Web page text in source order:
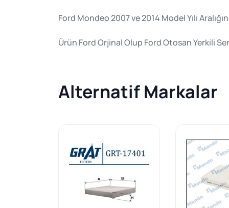
Ford Mondeo 2007 ve 2014 Model Yılı
Ürün Ford Orjinal Olup Ford Otosan Yerkili
Alternatif Markalar